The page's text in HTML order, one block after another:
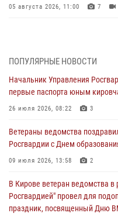
05 августа 2026, 11:00 7
04 августа 2026, 09:30
В Кирове росгвардейцы
03 августа 2026, 09:01
митинге в честь Дня
03 августа 2026, 08:45
магазина
02 августа 2026, 07:00
ПОПУЛЯРНЫЕ НОВОСТИ
Начальник Управления
первые паспорта юным
26 июля 2026, 08:22 3
Ветераны ведомства
Росгвардии с Днем
09 июля 2026, 13:58 2
В Кирове ветеран ведомства
Росгвардией" провел для
праздник, посвященный Дню